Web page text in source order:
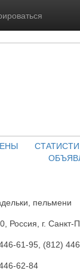
пельмени
Россия, г. Санкт-
61-95, (812)
62-84